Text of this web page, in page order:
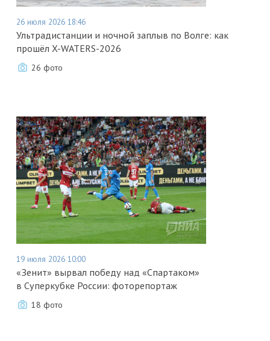
26 июля 2026 18:46
Ультрадистанции и ночной заплыв по Волге: как
прошёл X-WATERS-2026
26 фото
19 июля 2026 10:00
«Зенит» вырвал победу над «Спартаком»
в Суперкубке России: фоторепортаж
18 фото